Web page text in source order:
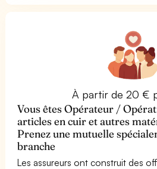
À partir de 20 €
Vous êtes Opérateur /
articles en cuir et autres
Prenez une mutuelle
branche
Les assureurs ont construit des